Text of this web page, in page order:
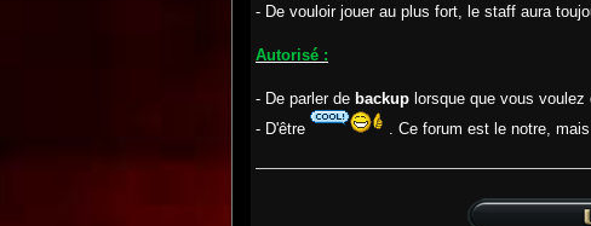
- De vouloir jouer au plus fort, le staff aura
Autorisé :
- De parler de backup lorsque que vous
- D'être
. Ce forum est le notre,